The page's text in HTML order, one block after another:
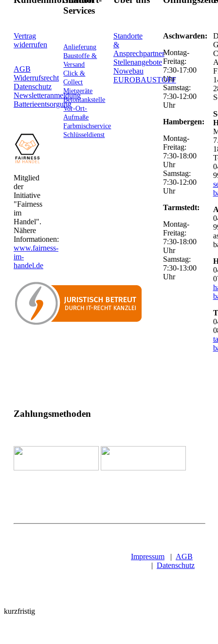
Vertrag
widerrufen
AGB
Widerrufsrecht
Datenschutz
Newsletteranmeldung
Batterieentsorgung
Mitglied
der
Initiative
"Fairness
im
Handel".
Nähere
Informationen:
www.fairness-
im-
handel.de
Services
Anlieferung
Baustoffe &
Versand
Click &
Collect
Mietgeräte
Betontankstelle
Vor-Ort-
Aufmaße
Farbmischservice
Schlüsseldienst
Standorte
&
Ansprechpartner
Stellenangebote
Nowebau
EUROBAUSTOFF
Aschwarden:
Montag-
Freitag:
7:30-17:00
Uhr
Samstag:
7:30-12:00
Uhr
Hambergen:
Montag-
Freitag:
7:30-18:00
Uhr
Samstag:
7:30-12:00
Uhr
Tarmstedt:
Montag-
Freitag:
7:30-18:00
Uhr
Samstag:
7:30-13:00
Uhr
Zahlungsmethoden
Impressum | AGB
| Datenschutz
kurzfristig